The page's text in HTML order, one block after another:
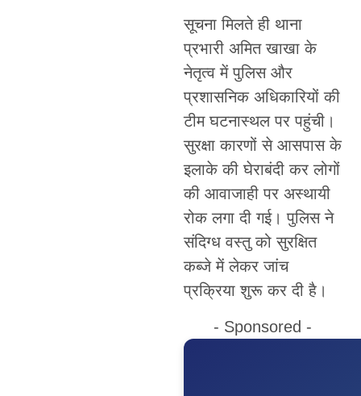
सूचना मिलते ही थाना
प्रभारी अमित खाखा के
नेतृत्व में पुलिस और
प्रशासनिक अधिकारियों की
टीम घटनास्थल पर पहुंची।
सुरक्षा कारणों से आसपास के
इलाके की घेराबंदी कर लोगों
की आवाजाही पर अस्थायी
रोक लगा दी गई। पुलिस ने
संदिग्ध वस्तु को सुरक्षित
कब्जे में लेकर जांच
प्रक्रिया शुरू कर दी है।
- Sponsored -